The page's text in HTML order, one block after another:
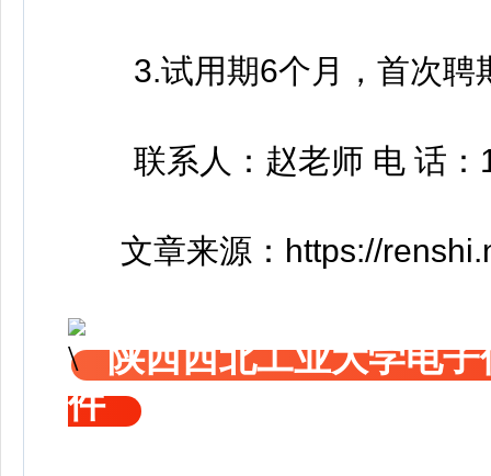
3.试用期6个月，首次聘
联系人：赵老师 电 话：
文章来源：https://
陕西西北工业大学电
件